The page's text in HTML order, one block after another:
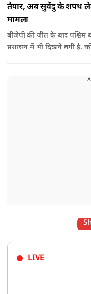
तैयार, अब सुवेंदु के शपथ लेते
मामला
बीजेपी की जीत के बाद
प्रशासन में भी दिखने लगी है.
LIVE